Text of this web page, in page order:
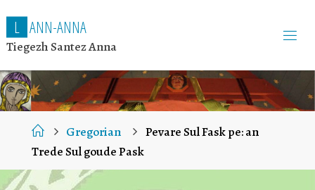
L ANN-ANNA
Tiegezh Santez Anna
HomeGregorian
Pevare Sul Fask pe: an
Trede Sul goude Pask